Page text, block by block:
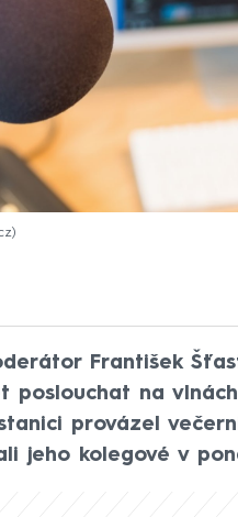
František
poslouchat na
provázel
jeho kolegové v